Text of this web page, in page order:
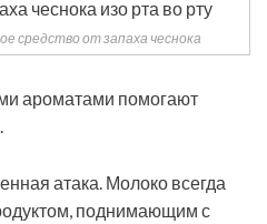
средство от запаха чеснока
ароматами помогают
атака. Молоко всегда
поднимающим с